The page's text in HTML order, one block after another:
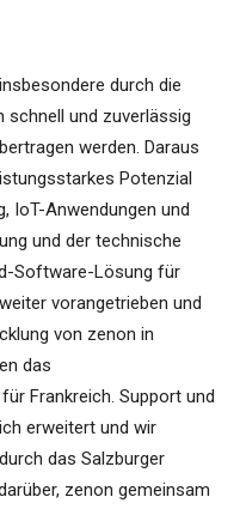
durch die
und zuverlässig
werden. Daraus
Potenzial
IoT-Anwendungen und
und der technische
Software-Lösung für
vorangetrieben und
von zenon in
das
Frankreich. Support und
erweitert und wir
das Salzburger
zenon gemeinsam